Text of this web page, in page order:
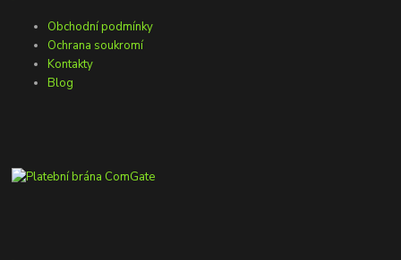
Obchodní podmínky
Ochrana soukromí
Kontakty
Blog